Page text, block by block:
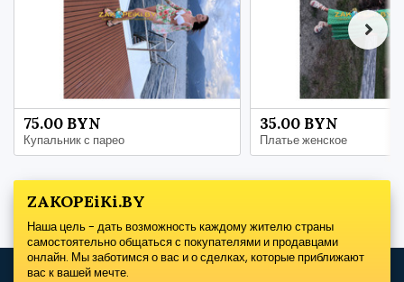
75.00 BYN
Купальник с парео
35.00 BYN
Платье женское
ZAKOPEiKi.BY
Наша цель - дать возможность каждому жителю страны
самостоятельно общаться с покупателями и продавцами
онлайн. Мы заботимся о вас и о сделках, которые приближают
вас к вашей мечте.